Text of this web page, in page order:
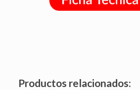
Productos relacionados: